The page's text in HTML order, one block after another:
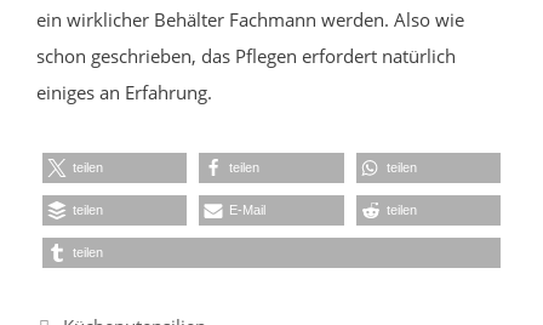
ein wirklicher Behälter Fachmann werden. Also wie
schon geschrieben, das Pflegen erfordert natürlich
einiges an Erfahrung.
teilen teilen teilen
teilen E-Mail teilen
teilen